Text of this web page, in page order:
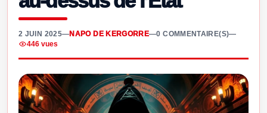
2 JUIN 2025—NAPO DE KERGORRE—0 COMMENTAIRE(S)—
446 vues